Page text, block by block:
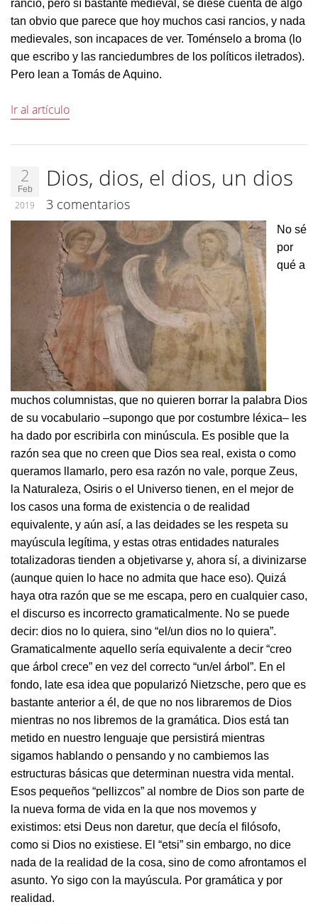
rancio, pero sí bastante medieval, se diese cuenta de algo
tan obvio que parece que hoy muchos casi rancios, y nada
medievales, son incapaces de ver. Toménselo a broma (lo
que escribo y las ranciedumbres de los políticos iletrados).
Pero lean a Tomás de Aquino.
Ir al artículo
2
Feb
2019
Dios, dios, el dios, un dios
3 comentarios
No sé
por
qué a
muchos columnistas, que no quieren borrar la palabra Dios
de su vocabulario –supongo que por costumbre léxica– les
ha dado por escribirla con minúscula. Es posible que la
razón sea que no creen que Dios sea real, exista o como
queramos llamarlo, pero esa razón no vale, porque Zeus,
la Naturaleza, Osiris o el Universo tienen, en el mejor de
los casos una forma de existencia o de realidad
equivalente, y aún así, a las deidades se les respeta su
mayúscula legítima, y estas otras entidades naturales
totalizadoras tienden a objetivarse y, ahora sí, a divinizarse
(aunque quien lo hace no admita que hace eso). Quizá
haya otra razón que se me escapa, pero en cualquier caso,
el discurso es incorrecto gramaticalmente. No se puede
decir: dios no lo quiera, sino “el/un dios no lo quiera”.
Gramaticalmente aquello sería equivalente a decir “creo
que árbol crece” en vez del correcto “un/el árbol”. En el
fondo, late esa idea que popularizó Nietzsche, pero que es
bastante anterior a él, de que no nos libraremos de Dios
mientras no nos libremos de la gramática. Dios está tan
metido en nuestro lenguaje que persistirá mientras
sigamos hablando o pensando y no cambiemos las
estructuras básicas que determinan nuestra vida mental.
Esos pequeños “pellizcos” al nombre de Dios son parte de
la nueva forma de vida en la que nos movemos y
existimos: etsi Deus non daretur, que decía el filósofo,
como si Dios no existiese. El “etsi” sin embargo, no dice
nada de la realidad de la cosa, sino de como afrontamos el
asunto. Yo sigo con la mayúscula. Por gramática y por
realidad.